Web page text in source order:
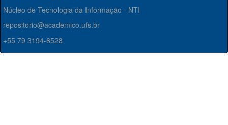
Núcleo de Tecnologia da Informação - NTI
repositorio@academico.ufs.br
+55 79 3194-6528